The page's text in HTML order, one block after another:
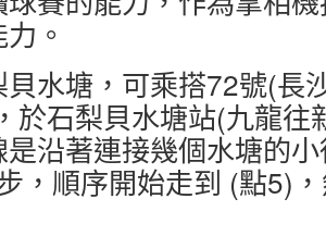
。
貝水塘，可乘搭72號(長
於石梨貝水塘站(九龍
沿著連接幾個水塘的
，順序開始走到 (點5)